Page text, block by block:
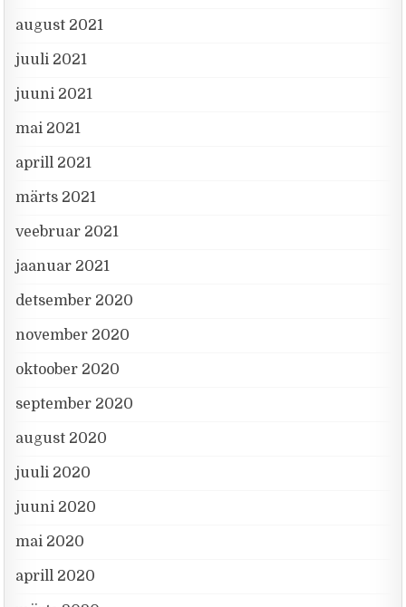
august 2021
juuli 2021
juuni 2021
mai 2021
aprill 2021
märts 2021
veebruar 2021
jaanuar 2021
detsember 2020
november 2020
oktoober 2020
september 2020
august 2020
juuli 2020
juuni 2020
mai 2020
aprill 2020